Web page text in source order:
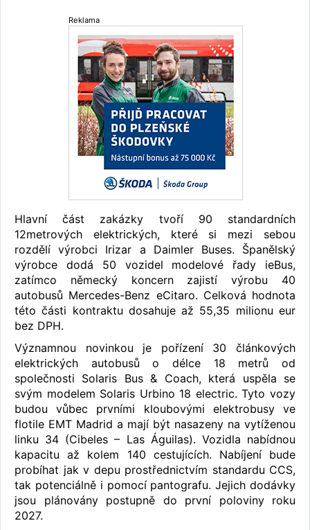
Reklama
Hlavní část zakázky tvoří 90 standardních
12metrových elektrických, které si mezi sebou
rozdělí výrobci Irizar a Daimler Buses. Španělský
výrobce dodá 50 vozidel modelové řady ieBus,
zatímco německý koncern zajistí výrobu 40
autobusů Mercedes-Benz eCitaro. Celková hodnota
této části kontraktu dosahuje až 55,35 milionu eur
bez DPH.
Významnou novinkou je pořízení 30 článkových
elektrických autobusů o délce 18 metrů od
společnosti Solaris Bus & Coach, která uspěla se
svým modelem Solaris Urbino 18 electric. Tyto vozy
budou vůbec prvními kloubovými elektrobusy ve
flotile EMT Madrid a mají být nasazeny na vytíženou
linku 34 (Cibeles – Las Águilas). Vozidla nabídnou
kapacitu až kolem 140 cestujících. Nabíjení bude
probíhat jak v depu prostřednictvím standardu CCS,
tak potenciálně i pomocí pantografu. Jejich dodávky
jsou plánovány postupně do první poloviny roku
2027.